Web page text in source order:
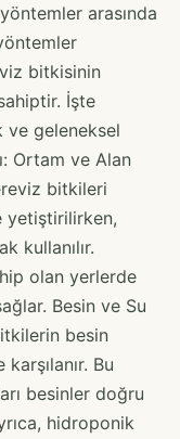
arasında
bitkisinin
İşte
geleneksel
Ortam ve Alan
bitkileri
yetiştirilirken,
kullanılır.
olan yerlerde
Besin ve Su
besin
Bu
besinler doğru
hidroponik